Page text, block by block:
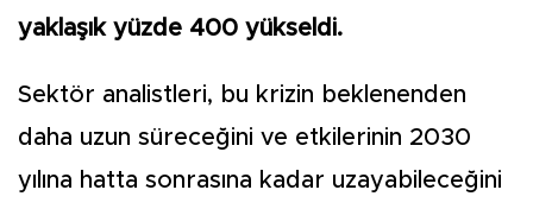
yaklaşık yüzde 400 yükseldi.
Sektör analistleri, bu krizin beklenenden
daha uzun süreceğini ve etkilerinin 2030
yılına hatta sonrasına kadar uzayabileceğini